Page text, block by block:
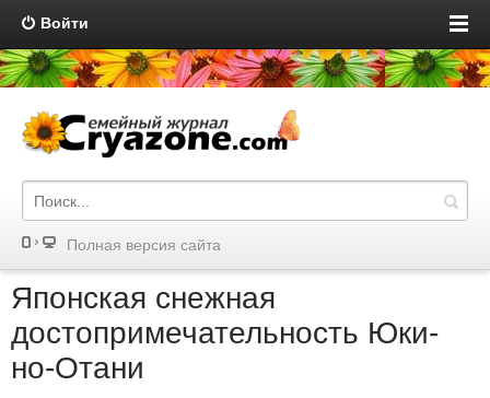
Войти
Полная версия сайта
Японская снежная
достопримечательность Юки-
но-Отани